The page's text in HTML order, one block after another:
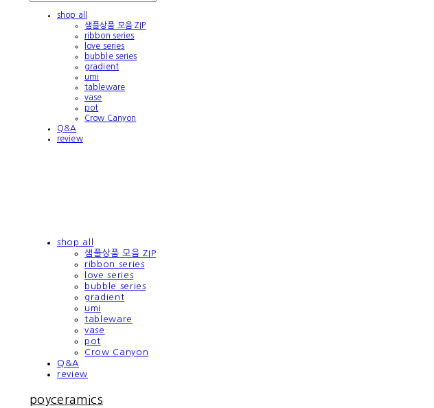
shop all
샘플상품 모음 ZIP
ribbon series
love series
bubble series
gradient
umi
tableware
vase
pot
Crow Canyon
Q&A
review
shop all
샘플상품 모음 ZIP
ribbon series
love series
bubble series
gradient
umi
tableware
vase
pot
Crow Canyon
Q&A
review
poyceramics